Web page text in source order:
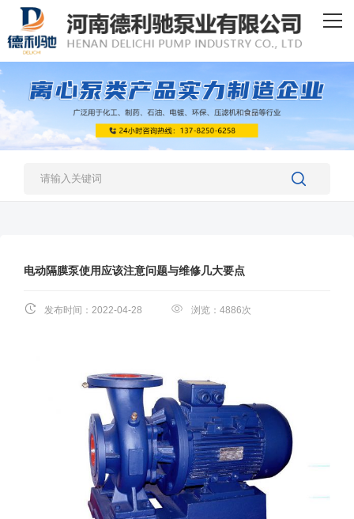
网站首页
热销产品
生产设备
新闻资讯
关于我们
联系我们
电动隔膜泵使用应该注意问题与维修几大要点
发布时间：2022-04-28 浏览：4886次